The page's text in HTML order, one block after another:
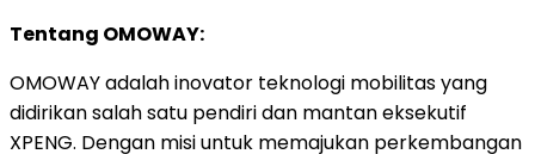
Tentang OMOWAY:
OMOWAY adalah inovator teknologi mobilitas yang
didirikan salah satu pendiri dan mantan eksekutif
XPENG. Dengan misi untuk memajukan perkembangan